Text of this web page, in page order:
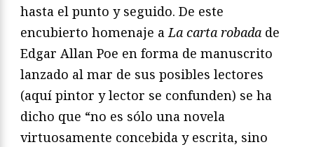
hasta el punto y seguido. De este
encubierto homenaje aLa carta robada de
Edgar Allan Poe en forma de manuscrito
lanzado al mar de sus posibles lectores
(aquí pintor y lector se confunden) se ha
dicho que “no es sólo una novela
virtuosamente concebida y escrita, sino